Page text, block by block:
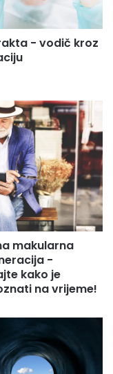
- vodič kroz
makularna
-
kako je
na vrijeme!